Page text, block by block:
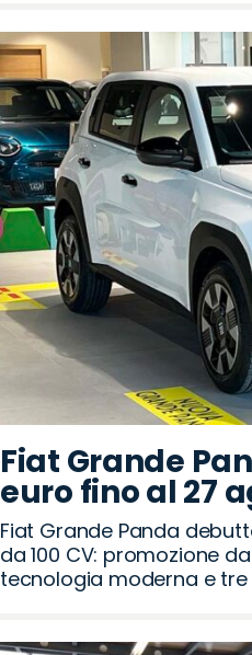
Fiat Grande
euro fino al 27
Fiat Grande Panda
da 100 CV: promozione
tecnologia moderna e